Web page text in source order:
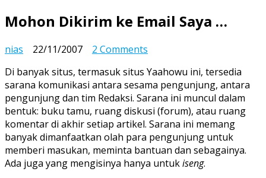
Mohon Dikirim ke Email Saya …
nias 22/11/2007 2 Comments
Dikirim
ke
Email
Saya
…
Di banyak situs, termasuk situs Yaahowu ini, tersedia
sarana komunikasi antara sesama pengunjung, antara
pengunjung dan tim Redaksi. Sarana ini muncul dalam
bentuk: buku tamu, ruang diskusi (forum), atau ruang
komentar di akhir setiap artikel. Sarana ini memang
banyak dimanfaatkan olah para pengunjung untuk
memberi masukan, meminta bantuan dan sebagainya.
Ada juga yang mengisinya hanya untukiseng.